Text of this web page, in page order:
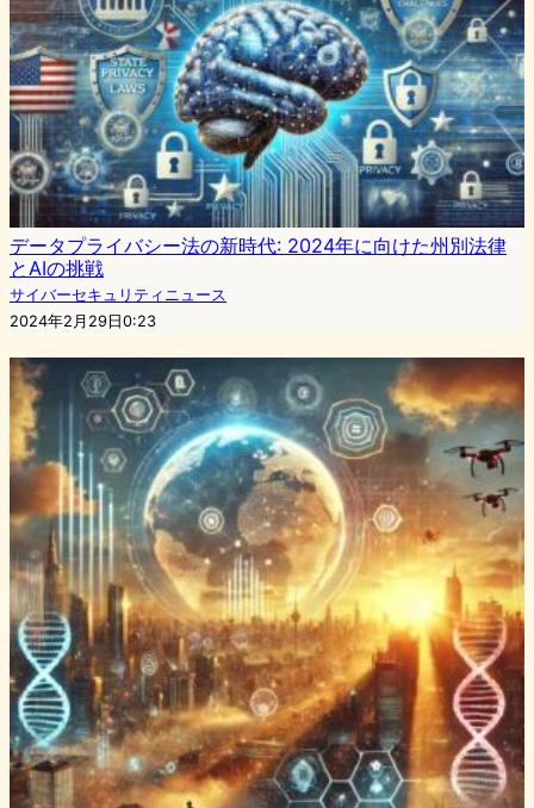
データプライバシー法の新時代: 2024年に向けた州別法律
とAIの挑戦
サイバーセキュリティニュース
2024年2月29日0:23